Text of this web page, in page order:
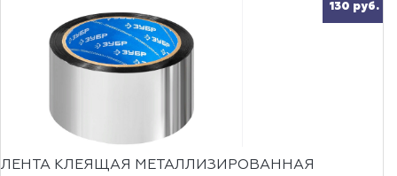
130 руб.
ЛЕНТА КЛЕЯЩАЯ МЕТАЛЛИЗИРОВАННАЯ